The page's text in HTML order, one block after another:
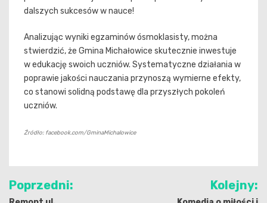
dalszych sukcesów w nauce!
Analizując wyniki egzaminów ósmoklasisty, można
stwierdzić, że Gmina Michałowice skutecznie inwestuje
w edukację swoich uczniów. Systematyczne działania w
poprawie jakości nauczania przynoszą wymierne efekty,
co stanowi solidną podstawę dla przyszłych pokoleń
uczniów.
Źródło: facebook.com/GminaMichalowice
Nawigacja
Poprzedni: Kolejny: